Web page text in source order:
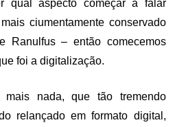
qual aspecto começar a falar
ciumentamente conservado
Ranulfus – então comecemos
foi a digitalização.
nada, que tão tremendo
relançado em formato digital,